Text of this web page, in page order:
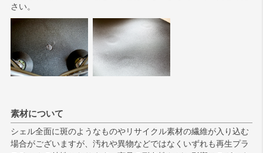
さい。
素材について
シェル全面に斑のようなものやリサイクル素材の繊維が入り込む
場合がございますが、汚れや異物などではなくいずれも再生プラ